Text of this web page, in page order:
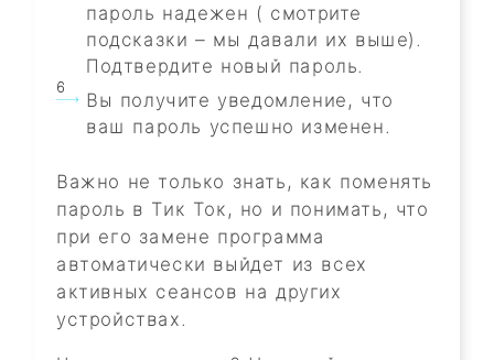
пароль надежен ( смотрите
подсказки – мы давали их выше).
Подтвердите новый пароль.
Вы получите уведомление, что
ваш пароль успешно изменен.
Важно не только знать, как поменять
пароль в Тик Ток, но и понимать, что
при его замене программа
автоматически выйдет из всех
активных сеансов на других
устройствах.